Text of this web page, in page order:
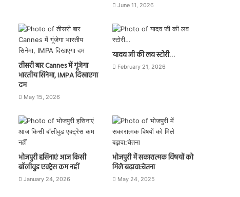
June 11, 2026
तीसरी बार Cannes में गूंजेगा
भारतीय सिनेमा, IMPA दिखाएगा
दम
May 15, 2026
यादव जी की लव स्टोरी…
February 21, 2026
भोजपुरी हसिनाएं आज किसी
बॉलीवुड एक्ट्रेस कम नहीं
January 24, 2026
भोजपुरी में सकारात्मक विषयों को
मिले बढ़ावा:चेतना
May 24, 2025